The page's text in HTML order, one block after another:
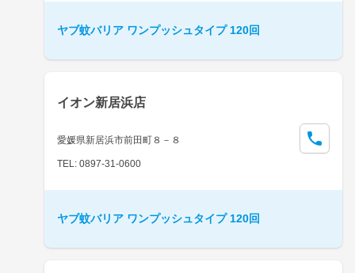
ヤブ蚊バリア ワンプッシュタイプ 120回
イオン新居浜店
愛媛県新居浜市前田町８－８
TEL: 0897-31-0600
ヤブ蚊バリア ワンプッシュタイプ 120回